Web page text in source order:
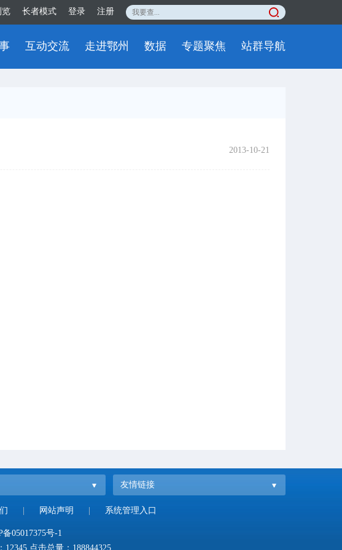
览 长者模式 登录 注册
互动交流 走进鄂州 数据 专题聚焦 站群导航
2013-10-21
友情链接
网站声明 系统管理入口
备05017375号-1
点击总量： 188844325